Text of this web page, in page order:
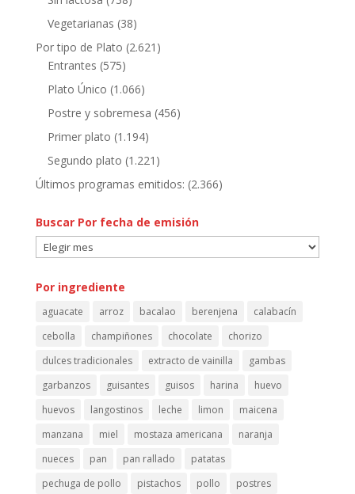
Vegetarianas (38)
Por tipo de Plato (2.621)
Entrantes (575)
Plato Único (1.066)
Postre y sobremesa (456)
Primer plato (1.194)
Segundo plato (1.221)
Últimos programas emitidos: (2.366)
Buscar Por fecha de emisión
Buscar
Por
fecha
emisión
Por ingrediente
aguacate arroz bacalao berenjena
calabacín
cebolla
champiñones chocolate
chorizo
dulces tradicionales
extracto de vainilla
gambas
garbanzos
guisantes guisos harina
huevo
huevos
langostinos leche limon
maicena
manzana
miel mostaza americana
naranja
nueces
pan pan rallado
patatas
pechuga de pollo
pistachos pollo postres